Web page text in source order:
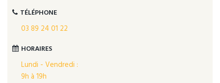
TÉLÉPHONE
03 89 24 01 22
HORAIRES
Lundi - Vendredi :
9h à 19h